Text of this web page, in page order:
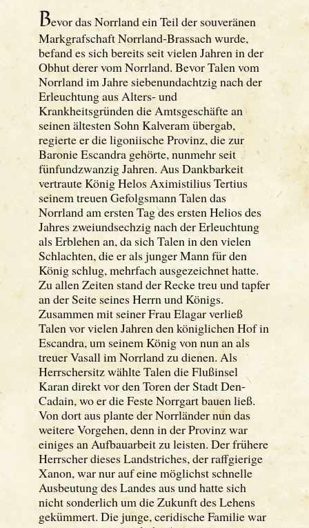
Bevor das Norrland ein Teil der souveränen
Markgrafschaft Norrland-Brassach wurde,
befand es sich bereits seit vielen Jahren in der
Obhut derer vom Norrland. Bevor Talen vom
Norrland im Jahre siebenundachtzig nach der
Erleuchtung aus Alters- und
Krankheitsgründen die Amtsgeschäfte an
seinen ältesten Sohn Kalveram übergab,
regierte er die ligoniische Provinz, die zur
Baronie Escandra gehörte, nunmehr seit
fünfundzwanzig Jahren. Aus Dankbarkeit
vertraute König Helos Aximistilius Tertius
seinem treuen Gefolgsmann Talen das
Norrland am ersten Tag des ersten Helios des
Jahres zweiundsechzig nach der Erleuchtung
als Erblehen an, da sich Talen in den vielen
Schlachten, die er als junger Mann für den
König schlug, mehrfach ausgezeichnet hatte.
Zu allen Zeiten stand der Recke treu und tapfer
an der Seite seines Herrn und Königs.
Zusammen mit seiner Frau Elagar verließ
Talen vor vielen Jahren den königlichen Hof in
Escandra, um seinem König von nun an als
treuer Vasall im Norrland zu dienen. Als
Herrschersitz wählte Talen die Flußinsel
Karan direkt vor den Toren der Stadt Den-
Cadain, wo er die Feste Norrgart bauen ließ.
Von dort aus plante der Norrländer nun das
weitere Vorgehen, denn in der Provinz war
einiges an Aufbauarbeit zu leisten. Der frühere
Herrscher dieses Landstriches, der raffgierige
Xanon, war nur auf eine möglichst schnelle
Ausbeutung des Landes aus und hatte sich
nicht sonderlich um die Zukunft des Lehens
gekümmert. Die junge, ceridische Familie war